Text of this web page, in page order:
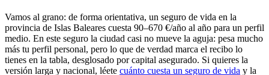
Vamos al grano: de forma orientativa, un seguro de vida en la
provincia de Islas Baleares cuesta 90–670 €/año al año para un perfil
medio. En este seguro la ciudad casi no mueve la aguja: pesa mucho
más tu perfil personal, pero lo que de verdad marca el recibo lo
tienes en la tabla, desglosado por capital asegurado. Si quieres la
versión larga y nacional, léete cuánto cuesta un seguro de vida y la